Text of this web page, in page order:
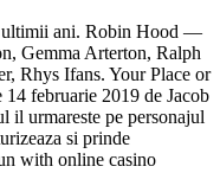
ultimii ani. Robin Hood —
Gemma Arterton, Ralph
Rhys Ifans. Your Place or
februarie 2019 de Jacob
il urmareste pe personajul
si prinde
with online casino